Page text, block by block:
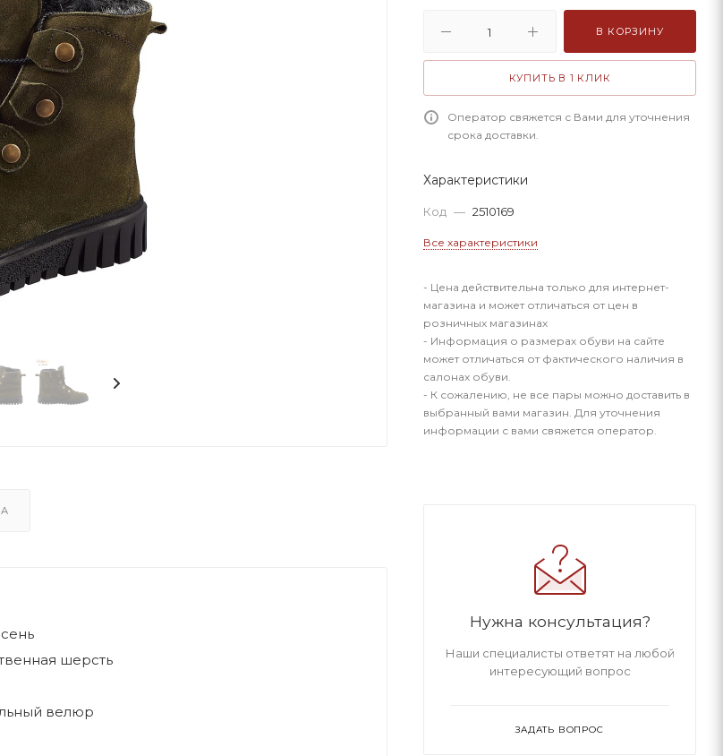
шерсть
велюр
В КОРЗИНУ
КУПИТЬ В 1 КЛИК
Оператор свяжется с Вами для уточнения
срока доставки.
Характеристики
Код — 2510169
Все характеристики
- Цена действительна только для интернет-
магазина и может отличаться от цен в
розничных магазинах
- Информация о размерах обуви на сайте
может отличаться от фактического наличия в
салонах обуви.
- К сожалению, не все пары можно доставить в
выбранный вами магазин. Для уточнения
информации с вами свяжется оператор.
Нужна консультация?
Наши специалисты ответят на любой
интересующий вопрос
ЗАДАТЬ ВОПРОС